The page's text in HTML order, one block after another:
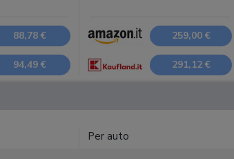
88,78 € 259,00 €
94,49 € 291,12 €
Per auto